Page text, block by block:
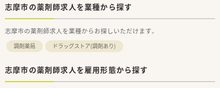
志摩市の薬剤師求人を業種から探す
志摩市の薬剤師求人を業種からお探しいただけます。
調剤薬局 ドラッグストア(調剤あり)
志摩市の薬剤師求人を雇用形態から探す